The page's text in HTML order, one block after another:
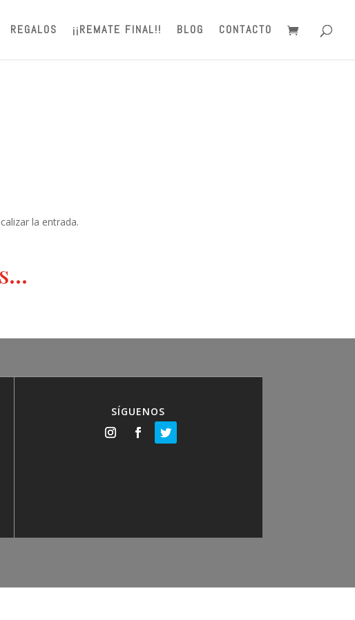
REGALOS ¡¡REMATE FINAL!! BLOG CONTACTO
la entrada.
SÍGUENOS